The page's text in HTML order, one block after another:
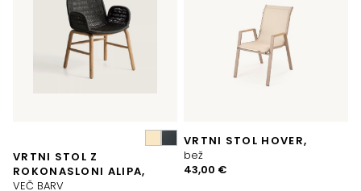
VRTNI STOL Z
ROKONASLONI ALIPA,
VEČ BARV
VRTNI STOL HOVER,
bež
43,00 €